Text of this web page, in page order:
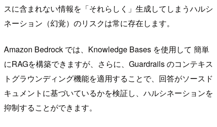
スに含まれない情報を「それらしく」生成してしまうハルシ
ネーション（幻覚）のリスクは常に存在します。
Amazon Bedrock では、Knowledge Bases を使用して 簡単
にRAGを構築できますが、さらに、Guardrails のコンテキス
トグラウンディング機能を適用することで、回答がソースド
キュメントに基づいているかを検証し、ハルシネーションを
抑制することができます。